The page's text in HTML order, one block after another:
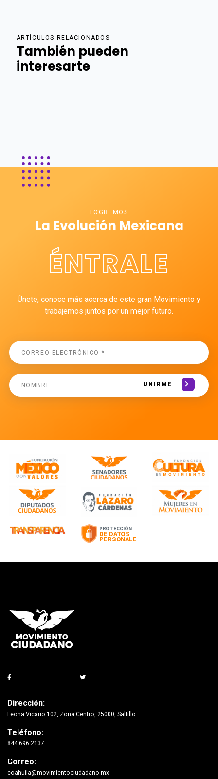
ARTÍCULOS RELACIONADOS
También pueden
interesarte
LOGREMOS
La Evolución Mexicana
ÉNTRALE
Únete, conoce más acerca de este gran Movimiento y
trabajemos juntos por un mejor futuro.
UNIRME
Dirección:
Leona Vicario 102, Zona Centro, 25000, Saltillo
Teléfono:
844 696 2137
Correo:
coahuila@movimientociudadano.mx